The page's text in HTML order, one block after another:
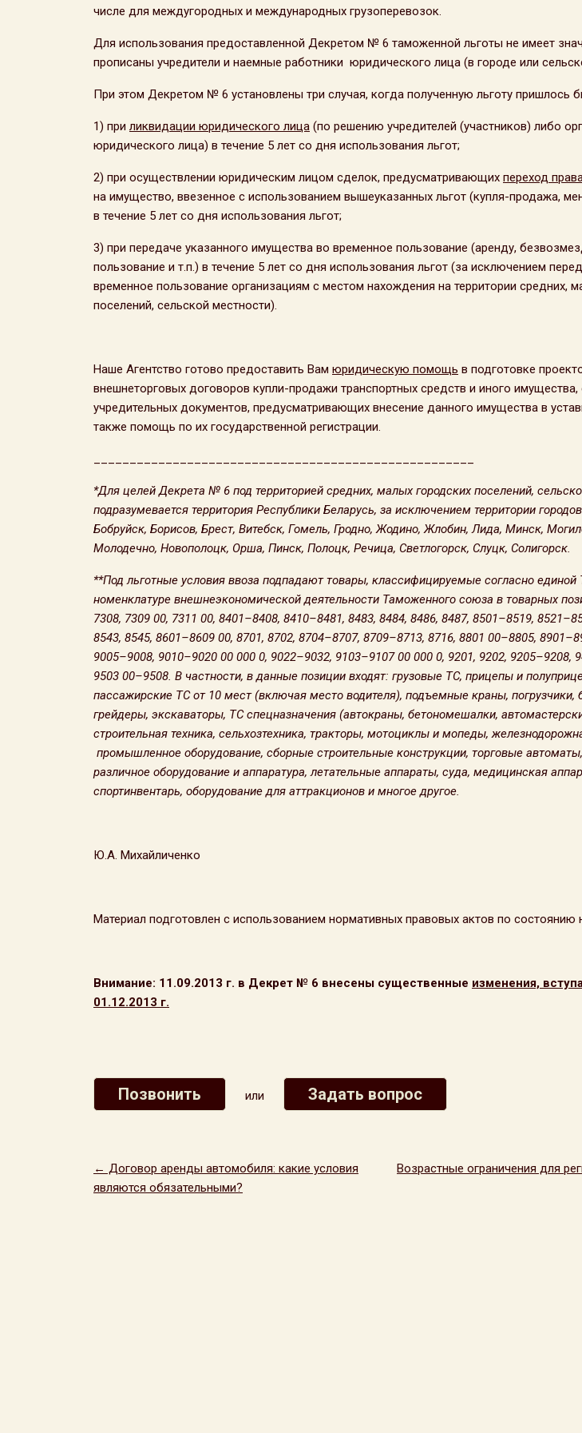
числе для междугородных и международных грузоперевозок.
Для использования предоставленной Декретом № 6 таможенной льготы не имеет
прописаны учредители и наемные работники юридического лица (в городе или
При этом Декретом № 6 установлены три случая, когда полученную льготу пришлось
1) при ликвидации юридического лица (по решению учредителей (участников) либо
юридического лица) в течение 5 лет со дня использования льгот;
2) при осуществлении юридическим лицом сделок, предусматривающих переход
на имущество, ввезенное с использованием вышеуказанных льгот (купля-продажа,
в течение 5 лет со дня использования льгот;
3) при передаче указанного имущества во временное пользование (аренду,
пользование и т.п.) в течение 5 лет со дня использования льгот (за исключением
временное пользование организациям с местом нахождения на территории средних,
поселений, сельской местности).
Наше Агентство готово предоставить Вам юридическую помощь в подготовке
внешнеторговых договоров купли-продажи транспортных средств и иного
учредительных документов, предусматривающих внесение данного имущества в
также помощь по их государственной регистрации.
*Для целей Декрета № 6 под территорией средних, малых городских поселений,
подразумевается территория Республики Беларусь, за исключением территории
Бобруйск, Борисов, Брест, Витебск, Гомель, Гродно, Жодино, Жлобин, Лида, Минск,
Молодечно, Новополоцк, Орша, Пинск, Полоцк, Речица, Светлогорск, Слуцк, Солигорск.
**Под льготные условия ввоза подпадают товары, классифицируемые согласно единой
номенклатуре внешнеэкономической деятельности Таможенного союза в товарных
7308, 7309 00, 7311 00, 8401–8408, 8410–8481, 8483, 8484, 8486, 8487, 8501–8519,
8543, 8545, 8601–8609 00, 8701, 8702, 8704–8707, 8709–8713, 8716, 8801 00–8805,
9005–9008, 9010–9020 00 000 0, 9022–9032, 9103–9107 00 000 0, 9201, 9202, 9205–9208,
9503 00–9508. В частности, в данные позиции входят: грузовые ТС, прицепы и
пассажирские ТС от 10 мест (включая место водителя), подъемные краны, погрузчики,
грейдеры, экскаваторы, ТС спецназначения (автокраны, бетономешалки,
строительная техника, сельхозтехника, тракторы, мотоциклы и мопеды,
промышленное оборудование, сборные строительные конструкции, торговые автоматы,
различное оборудование и аппаратура, летательные аппараты, суда, медицинская
спортинвентарь, оборудование для аттракционов и многое другое.
Ю.А. Михайличенко
Материал подготовлен с использованием нормативных правовых актов по состоянию
Внимание: 11.09.2013 г. в Декрет № 6 внесены существенные изменения,
01.12.2013 г.
Позвонить или Задать вопрос
← Договор аренды автомобиля: какие условия
являются обязательными?
Возрастные ограничения для